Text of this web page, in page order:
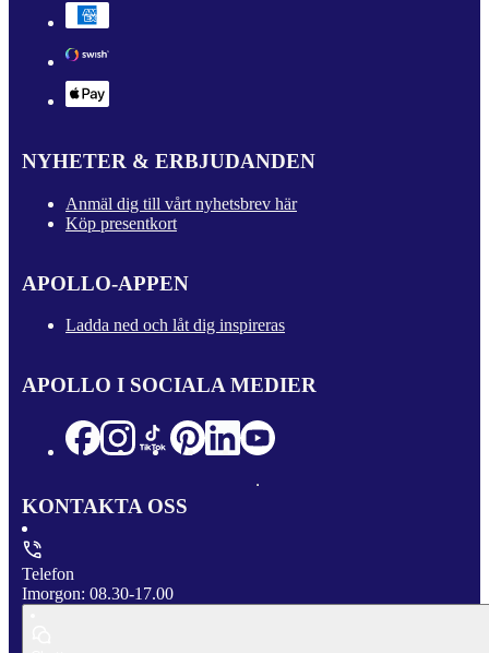
NYHETER & ERBJUDANDEN
Anmäl dig till vårt nyhetsbrev här
Köp presentkort
APOLLO-APPEN
Ladda ned och låt dig inspireras
APOLLO I SOCIALA MEDIER
KONTAKTA OSS
Telefon
Imorgon: 08.30-17.00